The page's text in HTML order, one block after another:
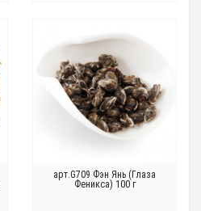
арт.G709 Фэн Янь (Глаза
Феникса) 100 г